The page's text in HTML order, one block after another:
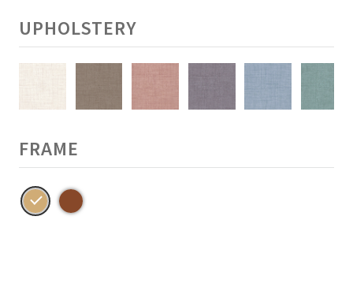
UPHOLSTERY
FRAME